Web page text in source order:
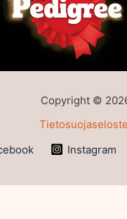
Copyright ©
Tietosuojaseloste
Instagram